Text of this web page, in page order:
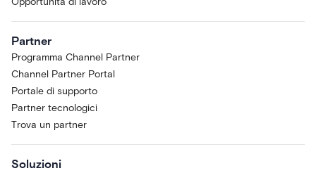
Partner
Programma Channel Partner
Channel Partner Portal
Portale di supporto
Partner tecnologici
Trova un partner
Soluzioni